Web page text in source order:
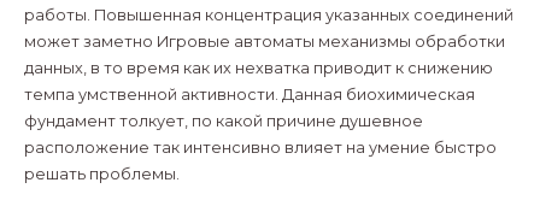
работы. Повышенная концентрация указанных соединений
может заметно Игровые автоматы механизмы обработки
данных, в то время как их нехватка приводит к снижению
темпа умственной активности. Данная биохимическая
фундамент толкует, по какой причине душевное
расположение так интенсивно влияет на умение быстро
решать проблемы.